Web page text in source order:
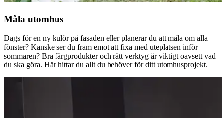
Måla utomhus
Dags för en ny kulör på fasaden eller planerar du att måla om alla
fönster? Kanske ser du fram emot att fixa med uteplatsen inför
sommaren? Bra färgprodukter och rätt verktyg är viktigt oavsett vad
du ska göra. Här hittar du allt du behöver för ditt utomhusprojekt.